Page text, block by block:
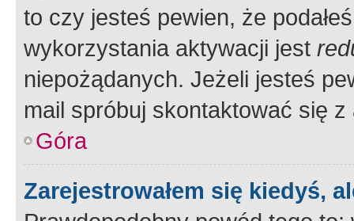
to czy jesteś pewien, że
wykorzystania aktywacji jest
niepożądanych. Jeżeli jesteś
mail spróbuj skontaktować się
Góra
Zarejestrowałem się kiedyś,